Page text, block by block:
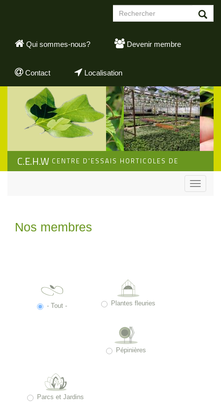
Formulaire
de
Qui sommes-nous? Devenir membre
Contact Localisation
C.E.H.W CENTRE D'ESSAIS HORTICOLES DE
Toggle
Nos membres
- Tout - Plantes fleuries
Pépinières
Parcs et Jardins